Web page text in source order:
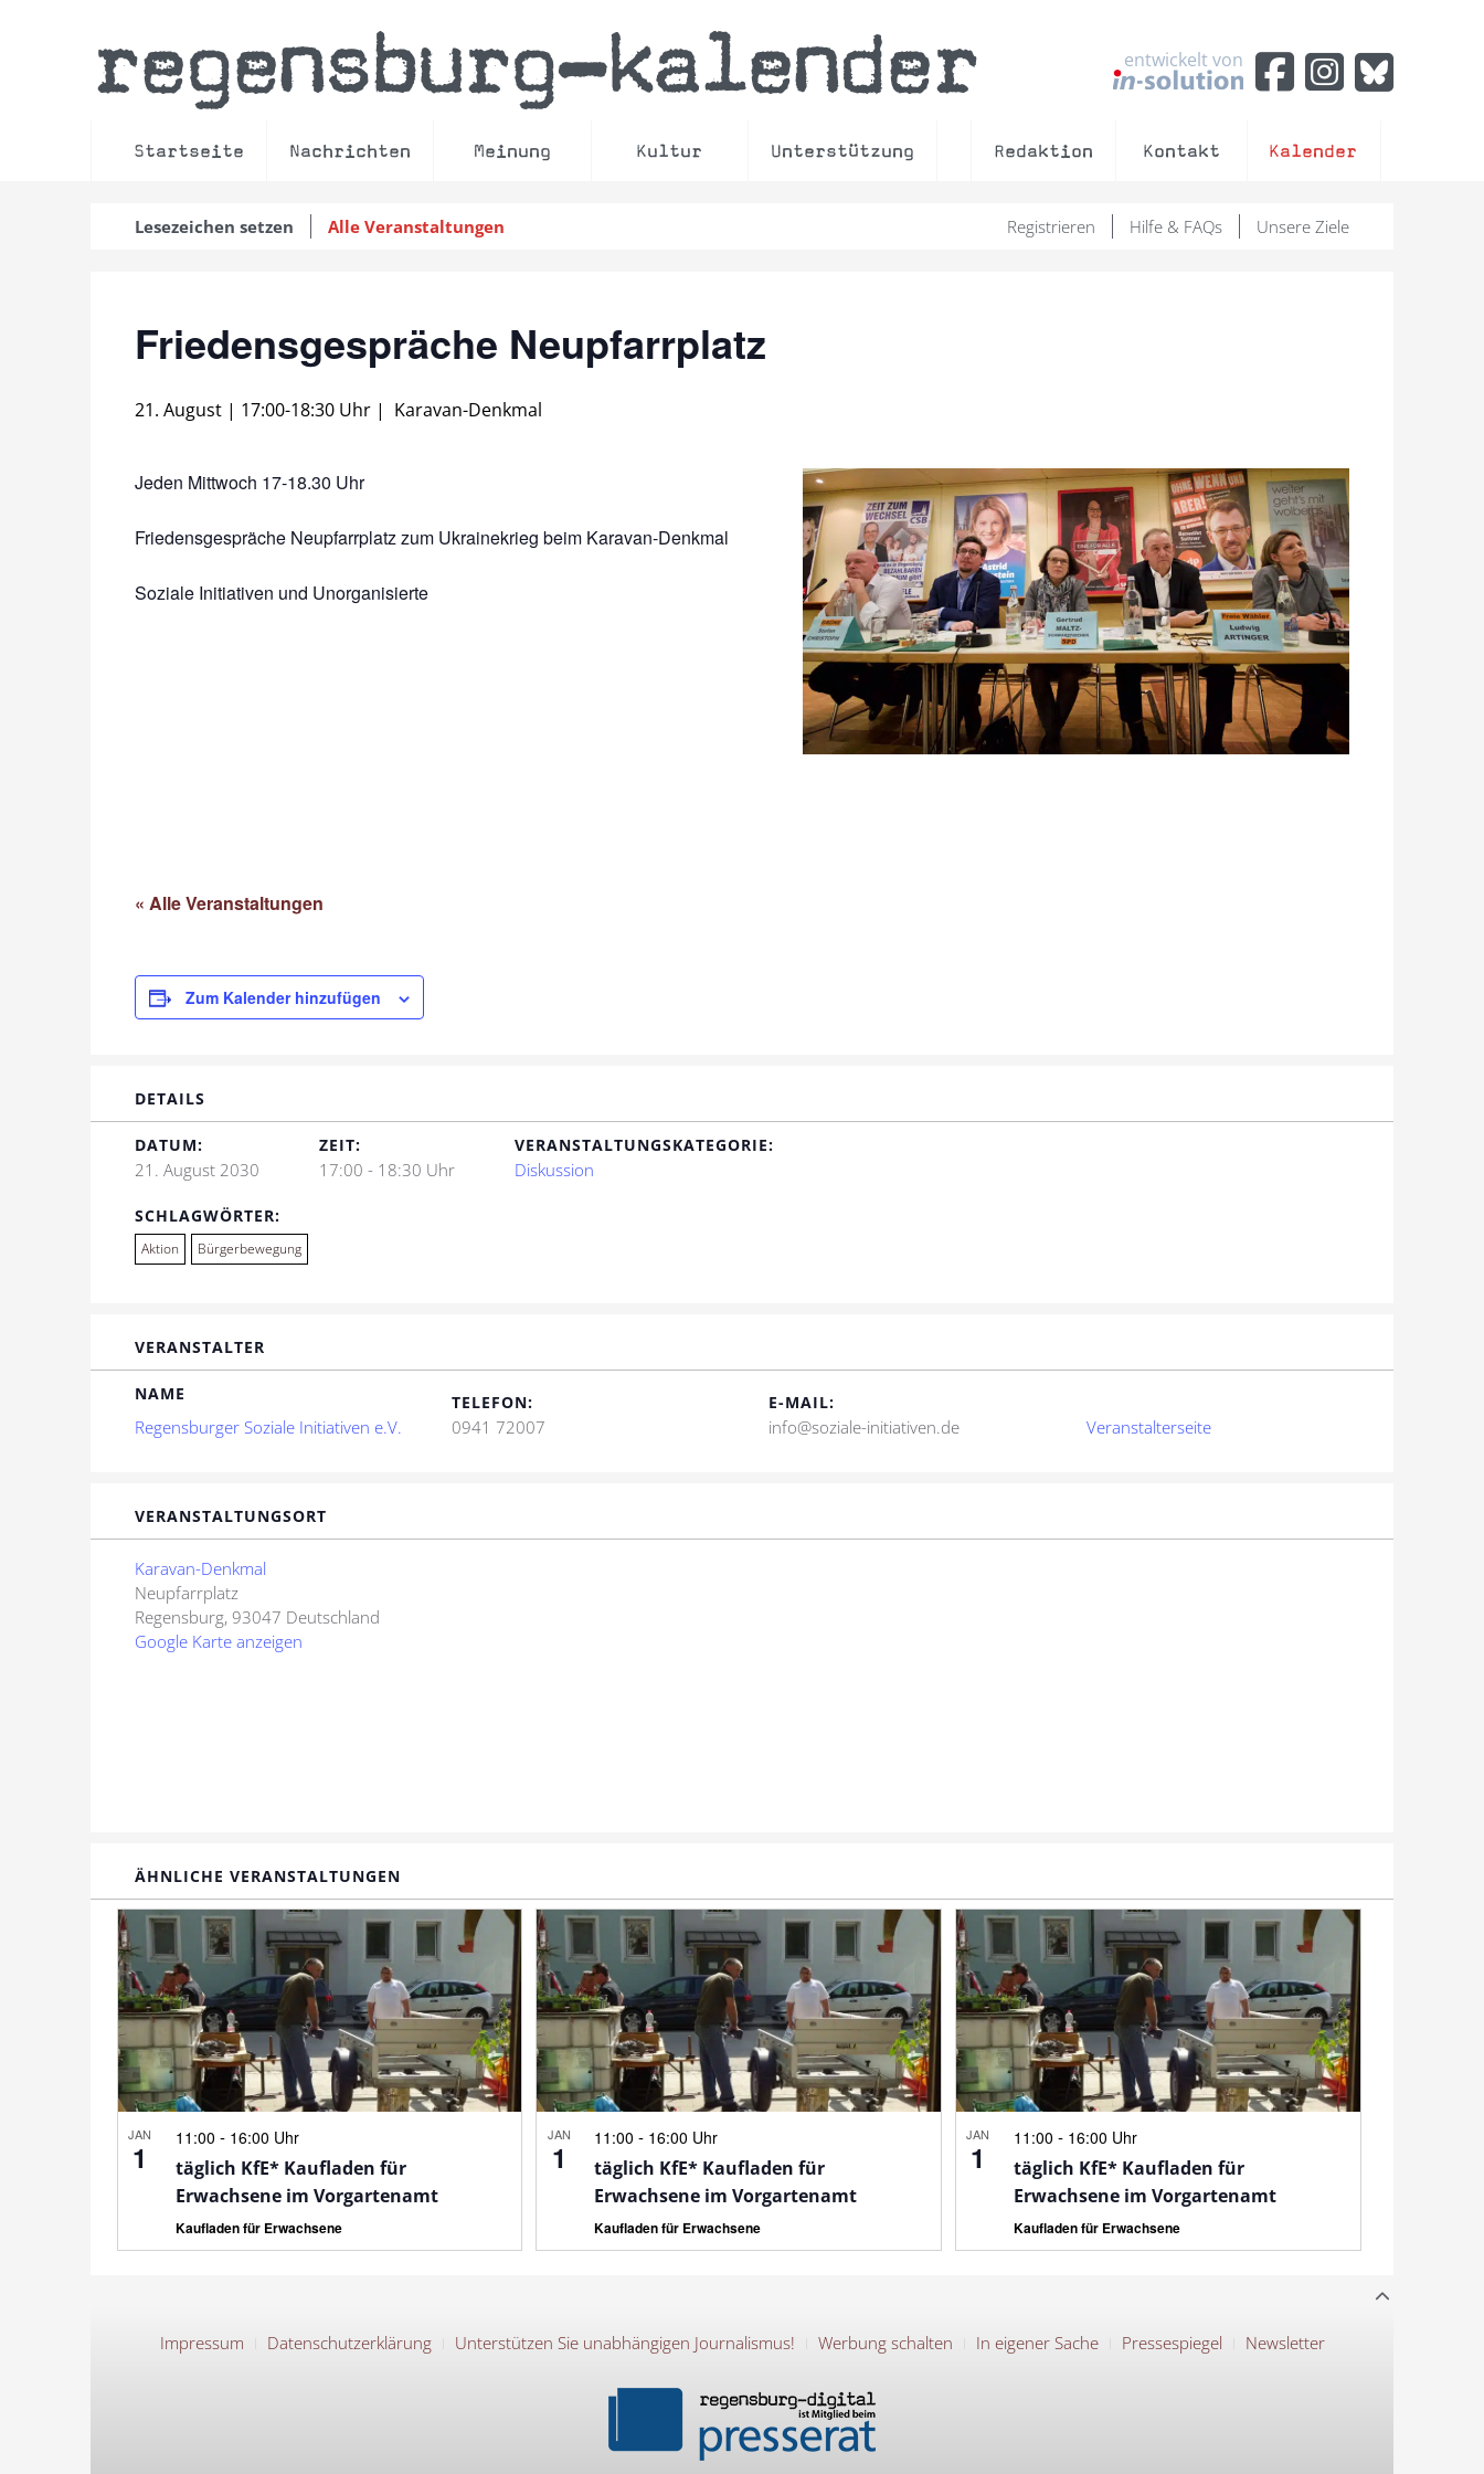
regensburg–kalender entwickelt von
Startseite Nachrichten Meinung Kultur Unterstützung Redaktion Kontakt Kalender
Lesezeichen setzen Alle Veranstaltungen Unsere Ziele
Hilfe & FAQs
Registrieren
Friedensgespräche Neupfarrplatz
21. August | 17:00-18:30 Uhr | Karavan-Denkmal
Jeden Mittwoch 17-18.30 Uhr
Friedensgespräche Neupfarrplatz zum Ukrainekrieg beim Karavan-Denkmal
Soziale Initiativen und Unorganisierte
« Alle Veranstaltungen
Zum Kalender hinzufügen
DETAILS
DATUM:
21. August 2030
ZEIT:
17:00 - 18:30 Uhr
VERANSTALTUNGSKATEGORIE:
Diskussion
SCHLAGWÖRTER:
Aktion Bürgerbewegung
VERANSTALTER
NAME
Regensburger Soziale Initiativen e.V.
TELEFON:
0941 72007
E-MAIL:
info@soziale-initiativen.de Veranstalterseite
VERANSTALTUNGSORT
Karavan-Denkmal
Neupfarrplatz
Regensburg, 93047 Deutschland
Google Karte anzeigen
ÄHNLICHE VERANSTALTUNGEN
JAN
1
11:00 - 16:00 Uhr
täglich KfE* Kaufladen für
Erwachsene im Vorgartenamt
Kaufladen für Erwachsene
JAN
1
11:00- 16:00 Uhr
täglich KfE* Kaufladen für
Erwachsene im Vorgartenamt
Kaufladen für Erwachsene
JAN
1
11:00 - 16:00 Uhr
täglich KfE* Kaufladen für
Erwachsene im Vorgartenamt
Kaufladen für Erwachsene
Impressum Datenschutzerklärung Unterstützen Sie unabhängigen Journalismus! Werbung schalten In eigener Sache Pressespiegel Newsletter